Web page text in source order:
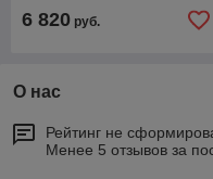
6 820 руб.
О нас
Рейтинг не
Менее 5 отзывов за